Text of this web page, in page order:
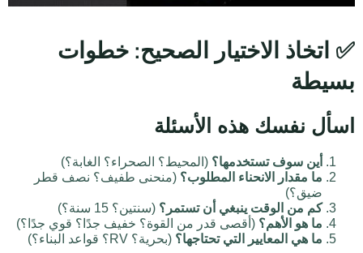
✅ اتخاذ الاختيار الصحيح: خطوات
بسيطة
اسأل نفسك هذه الأسئلة
أين سوف تستخدمها؟ (المحيط؟ الصحراء؟ الغابة؟)
ما مقدار الانحناء المطلوب؟ (منحنى طفيف؟ نصف قطر
ضيق؟)
كم من الوقت ينبغي أن تستمر؟ (سنتين؟ 15 سنة؟)
ما هو الأهم؟ (أقصى قدر من القوة؟ خفيف جدًا؟ قوي جدًا؟)
ما هي المعايير التي تحتاجها؟ (بحرية؟ RV؟ قواعد البناء؟)